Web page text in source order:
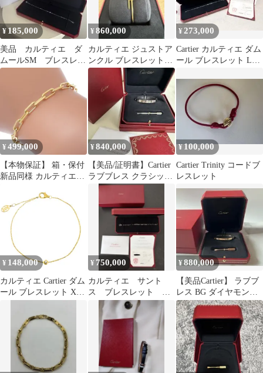
¥185,000
美品 カルティエ ダ
ムールSM ブレスレッ
ト K18WG B6037200
¥860,000
カルティエ ジュストア
ンクル ブレスレット
SM ダイヤ 16 K18YG
¥273,000
Cartier カルティエ ダム
ール ブレスレット LM
¥ 499,000
【本物保証】 箱・保付
新品同様 カルティエ
ドゥカルティエ スモー
ル B6090300 K18YG メ
ンズ ブレスレット
¥840,000
【美品/証明書】Cartier
ラブブレス クラシック
モデル 16サイズ
¥100,000
Cartier Trinity コードブ
レスレット
¥ 148,000
カルティエ Cartier ダム
ール ブレスレット XS
750 ディアマン レジェ
d Amour Bracelet【証明
書付き】 90331638
¥ 750,000
カルティエ サント
ス ブレスレット ホ
ワイトゴールド ⭐︎未使
用に近い美品⭐︎
¥880,000
【美品Cartier】 ラブブ
レス BG ダイヤモンド
16サイズ